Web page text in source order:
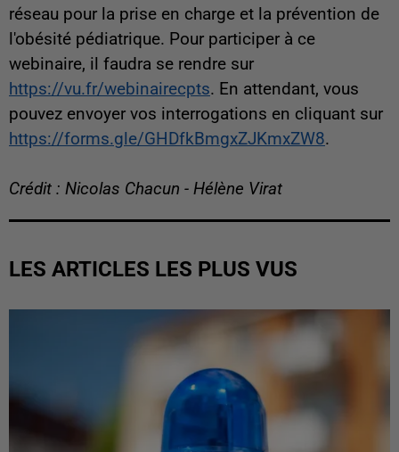
réseau pour la prise en charge et la prévention de
l'obésité pédiatrique. Pour participer à ce
webinaire, il faudra se rendre sur
https://vu.fr/webinairecpts. En attendant, vous
pouvez envoyer vos interrogations en cliquant sur
https://forms.gle/GHDfkBmgxZJKmxZW8.
Crédit : Nicolas Chacun - Hélène Virat
LES ARTICLES LES PLUS VUS